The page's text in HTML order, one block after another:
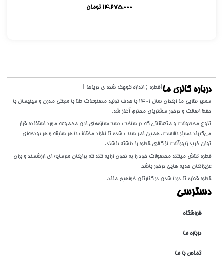
14,275,000 تومان
درباره گالری ما [قطره ; اندازه کوچک شده ی دریاها ]
مسیر طلایی ما ابتدای سال 1401 با هدف تولید مصنوعات طلا با سبکی مدرن و مینیمال با
حفظ اصالت و درخور مشتریان محترم آغاز شد.
تنوع محصولات و متعلقاتی که در ساخت دست‌سازه‌های این مجموعه مورد استفاده قرار
می‌گیرند بسیار بالاست. همین امر سبب شده تا افراد مختلف با هر سلیقه و هر بودجه‌ای
توان خرید زیورآلات از گالری قطره را داشته باشند.
قطره تلاش میکند محصولات خود را به نحوی ارایه کند که برایتان سرمایه ای ارزشمند و برای
عزیزانتان هدیه هایی درخور باشد.
قطره قطره تا دریا شدن در کنارتان خواهیم ماند.
دسترسی
فروشگاه
درباره ما
تماس با ما